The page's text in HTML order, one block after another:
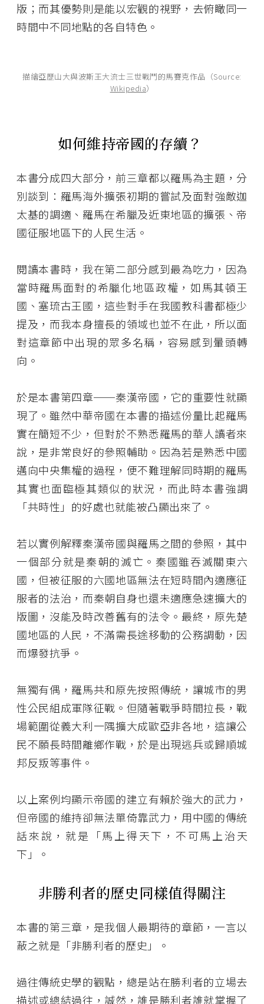
版；而其優勢則是能以宏觀的視野，去俯瞰同一
時間中不同地點的各自特色。
描繪亞歷山大與波斯王大流士三世戰鬥的馬賽克作品（Source:
Wikipedia）
如何維持帝國的存續？
本書分成四大部分，前三章都以羅馬為主題，分
別談到：羅馬海外擴張初期的嘗試及面對強敵迦
太基的調適、羅馬在希臘及近東地區的擴張、帝
國征服地區下的人民生活。
閱讀本書時，我在第二部分感到最為吃力，因為
當時羅馬面對的希臘化地區政權，如馬其頓王
國、塞琉古王國，這些對手在我國教科書都極少
提及，而我本身擅長的領域也並不在此，所以面
對這章節中出現的眾多名稱，容易感到暈頭轉
向。
於是本書第四章──秦漢帝國，它的重要性就顯
現了。雖然中華帝國在本書的描述份量比起羅馬
實在簡短不少，但對於不熟悉羅馬的華人讀者來
說，是非常良好的參照輔助。因為若是熟悉中國
邁向中央集權的過程，便不難理解同時期的羅馬
其實也面臨極其類似的狀況，而此時本書強調
「共時性」的好處也就能被凸顯出來了。
若以實例解釋秦漢帝國與羅馬之間的參照，其中
一個部分就是秦朝的滅亡。秦國雖吞滅關東六
國，但被征服的六國地區無法在短時間內適應征
服者的法治，而秦朝自身也還未適應急速擴大的
版圖，沒能及時改善舊有的法令。最終，原先楚
國地區的人民，不滿需長途移動的公務調動，因
而爆發抗爭。
無獨有偶，羅馬共和原先按照傳統，讓城市的男
性公民組成軍隊征戰。但隨著戰爭時間拉長，戰
場範圍從義大利一隅擴大成歐亞非各地，這讓公
民不願長時間離鄉作戰，於是出現逃兵或歸順城
邦反叛等事件。
以上案例均顯示帝國的建立有賴於強大的武力，
但帝國的維持卻無法單倚靠武力，用中國的傳統
話來說，就是「馬上得天下，不可馬上治天
下」。
非勝利者的歷史同樣值得關注
本書的第三章，是我個人最期待的章節，一言以
蔽之就是「非勝利者的歷史」。
過往傳統史學的觀點，總是站在勝利者的立場去
描述或總結過往，誠然，誰是勝利者誰就掌握了